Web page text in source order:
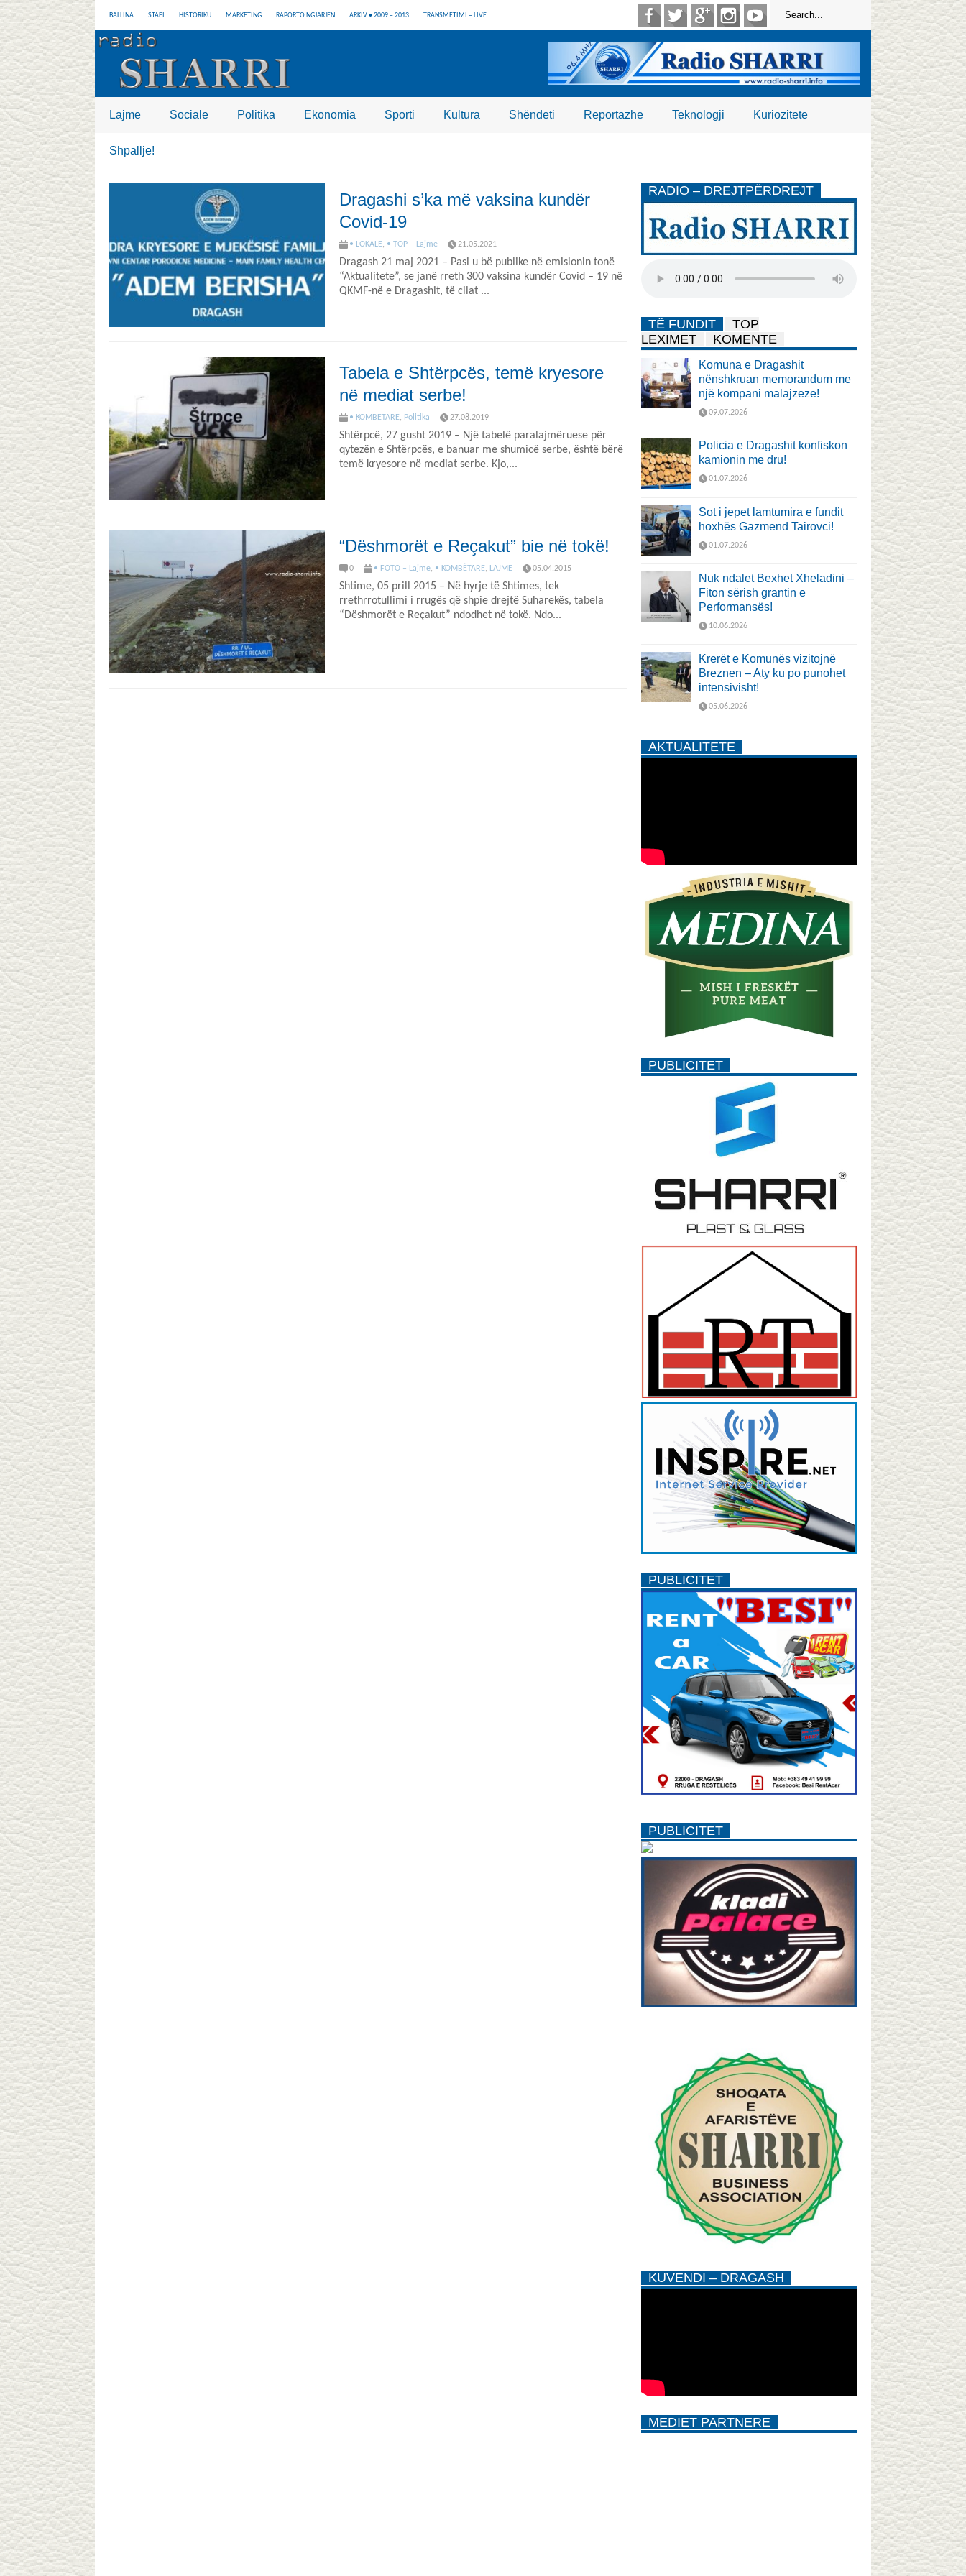
BALLINA STAFI HISTORIKU MARKETING RAPORTO NGJARJEN ARKIV • 2009 – 2013 TRANSMETIMI – LIVE
Lajme Sociale Politika Ekonomia Sporti Kultura Shëndeti Reportazhe Teknologji Kuriozitete
Shpallje!
Dragashi s’ka më vaksina kundër
Covid-19
• LOKALE, • TOP – Lajme 21.05.2021
Dragash 21 maj 2021 – Pasi u bë publike në emisionin tonë
“Aktualitete”, se janë rreth 300 vaksina kundër Covid – 19 në
QKMF-në e Dragashit, të cilat ...
Tabela e Shtërpcës, temë kryesore
në mediat serbe!
• KOMBËTARE, Politika 27.08.2019
Shtërpcë, 27 gusht 2019 – Një tabelë paralajmëruese për
qytezën e Shtërpcës, e banuar me shumicë serbe, është bërë
temë kryesore në mediat serbe. Kjo,...
“Dëshmorët e Reçakut” bie në tokë!
0 • FOTO – Lajme, • KOMBËTARE, LAJME 05.04.2015
Shtime, 05 prill 2015 – Në hyrje të Shtimes, tek
rrethrrotullimi i rrugës që shpie drejtë Suharekës, tabela
“Dëshmorët e Reçakut” ndodhet në tokë. Ndo...
RADIO – DREJTPËRDREJT
TË FUNDIT
TOP
LEXIMET
KOMENTE
Komuna e Dragashit
nënshkruan memorandum me
një kompani malajzeze!
09.07.2026
Policia e Dragashit konfiskon
kamionin me dru!
01.07.2026
Sot i jepet lamtumira e fundit
hoxhës Gazmend Tairovci!
01.07.2026
Nuk ndalet Bexhet Xheladini –
Fiton sërish grantin e
Performansës!
10.06.2026
Krerët e Komunës vizitojnë
Breznen – Aty ku po punohet
intensivisht!
05.06.2026
AKTUALITETE
PUBLICITET
PUBLICITET
PUBLICITET
KUVENDI – DRAGASH
MEDIET PARTNERE